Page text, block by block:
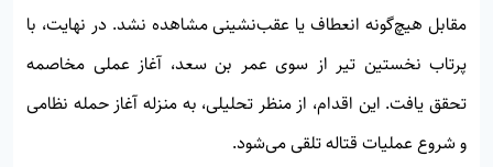
مقابل هیچ‌گونه انعطاف یا عقب‌نشینی مشاهده نشد. در نهایت، با
پرتاب نخستین تیر از سوی عمر بن سعد، آغاز عملی مخاصمه
تحقق یافت. این اقدام، از منظر تحلیلی، به منزله آغاز حمله نظامی
و شروع عملیات قتاله تلقی می‌شود.